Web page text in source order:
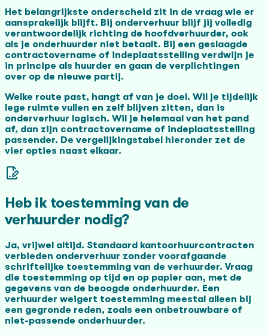
Het belangrijkste onderscheid zit in de vraag wie er
aansprakelijk blijft. Bij onderverhuur blijf jij volledig
verantwoordelijk richting de hoofdverhuurder, ook
als je onderhuurder niet betaalt. Bij een geslaagde
contractovername of indeplaatsstelling verdwijn je
in principe als huurder en gaan de verplichtingen
over op de nieuwe partij.
Welke route past, hangt af van je doel. Wil je tijdelijk
lege ruimte vullen en zelf blijven zitten, dan is
onderverhuur logisch. Wil je helemaal van het pand
af, dan zijn contractovername of indeplaatsstelling
passender. De vergelijkingstabel hieronder zet de
vier opties naast elkaar.
Heb ik toestemming van de
verhuurder nodig?
Ja, vrijwel altijd. Standaard kantoorhuurcontracten
verbieden onderverhuur zonder voorafgaande
schriftelijke toestemming van de verhuurder. Vraag
die toestemming op tijd en op papier aan, met de
gegevens van de beoogde onderhuurder. Een
verhuurder weigert toestemming meestal alleen bij
een gegronde reden, zoals een onbetrouwbare of
niet-passende onderhuurder.